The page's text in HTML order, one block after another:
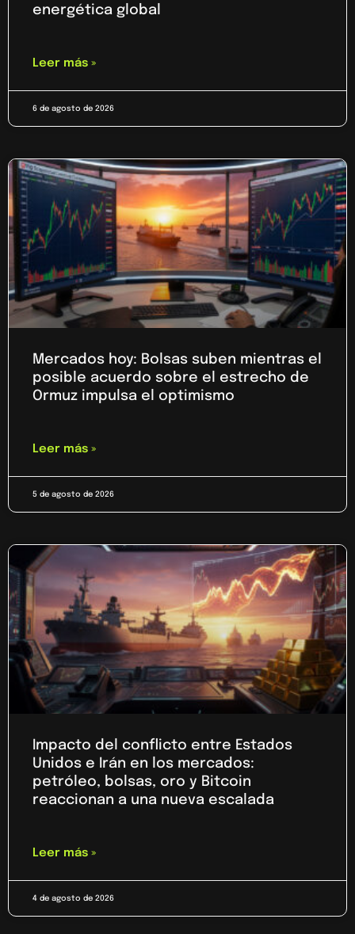
energética global
Leer más »
6 de agosto de 2026
Mercados hoy: Bolsas suben mientras el
posible acuerdo sobre el estrecho de
Ormuz impulsa el optimismo
Leer más »
5 de agosto de 2026
Impacto del conflicto entre Estados
Unidos e Irán en los mercados:
petróleo, bolsas, oro y Bitcoin
reaccionan a una nueva escalada
Leer más »
4 de agosto de 2026